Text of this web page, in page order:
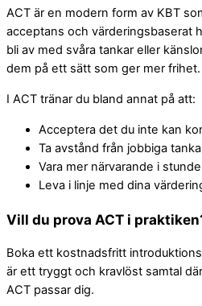
ACT är en modern form av KBT
acceptans och värderingsbaserat
bli av med svåra tankar eller
dem på ett sätt som ger mer frihet.
I ACT tränar du bland annat på att:
Acceptera det du inte kan
Ta avstånd från jobbiga
Vara mer närvarande i
Leva i linje med dina
Vill du prova ACT i
Boka ett kostnadsfritt
är ett tryggt och kravlöst samtal
ACT passar dig.
funktionalitet
och struktur,
baserat på
hur
webbplatsen
Upplevelse
För att vår
webbplats
så bra som
under ditt
du nekar
cookies
kommer